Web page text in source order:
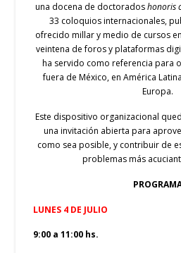
una docena de doctoradoshonoris
33 coloquios internacionales,
ofrecido millar y medio de cursos
veintena de foros y plataformas
ha servido como referencia para
fuera de México, en América
Europa.
Este dispositivo organizacional
una invitación abierta para
como sea posible, y contribuir de
problemas más
LUNES 4 DE JULIO
9:00 a 11:00 hs.